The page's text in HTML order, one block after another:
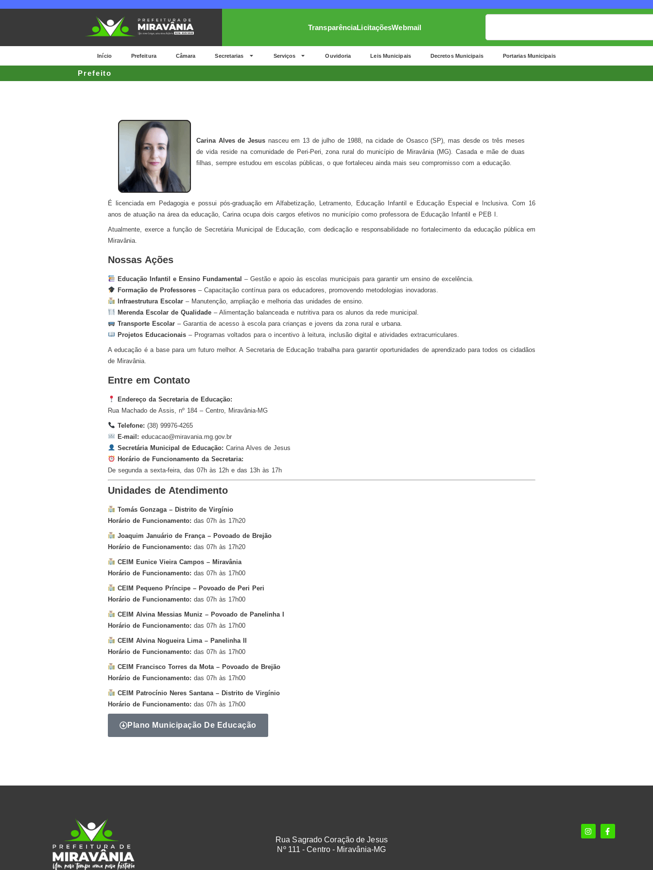
TransparênciaLicitaçõesWebmail
Início Prefeitura Câmara Secretarias Serviços Ouvidoria Leis Municipais Decretos Municipais Portarias Municipais
Prefeito
Carina Alves de Jesus nasceu em 13 de julho de 1988, na cidade de Osasco (SP), mas desde os três meses
de vida reside na comunidade de Peri-Peri, zona rural do município de Miravânia (MG). Casada e mãe de duas
filhas, sempre estudou em escolas públicas, o que fortaleceu ainda mais seu compromisso com a educação.
É licenciada em Pedagogia e possui pós-graduação em Alfabetização, Letramento, Educação Infantil e Educação Especial e Inclusiva. Com 16
anos de atuação na área da educação, Carina ocupa dois cargos efetivos no município como professora de Educação Infantil e PEB I.
Atualmente, exerce a função de Secretária Municipal de Educação, com dedicação e responsabilidade no fortalecimento da educação pública em
Miravânia.
Nossas Ações
Educação Infantil e Ensino Fundamental – Gestão e apoio às escolas municipais para garantir um ensino de excelência.
Formação de Professores– Capacitação contínua para os educadores, promovendo metodologias inovadoras.
Infraestrutura Escolar– Manutenção, ampliação e melhoria das unidades de ensino.
Merenda Escolar de Qualidade– Alimentação balanceada e nutritiva para os alunos da rede municipal.
Transporte Escolar– Garantia de acesso à escola para crianças e jovens da zona rural e urbana.
Projetos Educacionais– Programas voltados para o incentivo à leitura, inclusão digital e atividades extracurriculares.
A educação é a base para um futuro melhor. A Secretaria de Educação trabalha para garantir oportunidades de aprendizado para todos os cidadãos
de Miravânia.
Entre em Contato
Endereço da Secretaria de Educação:
Rua Machado de Assis, nº 184 – Centro, Miravânia-MG
Telefone: (38) 99976-4265
E-mail: educacao@miravania.mg.gov.br
Secretária Municipal de Educação: Carina Alves de Jesus
Horário de Funcionamento da Secretaria:
De segunda a sexta-feira, das 07h às 12h e das 13h às 17h
Unidades de Atendimento
Tomás Gonzaga – Distrito de Virgínio
Horário de Funcionamento: das 07h às 17h20
Joaquim Januário de França – Povoado de Brejão
Horário de Funcionamento: das 07h às 17h20
CEIM Eunice Vieira Campos – Miravânia
Horário de Funcionamento: das 07h às 17h00
CEIM Pequeno Príncipe – Povoado de Peri Peri
Horário de Funcionamento: das 07h às 17h00
CEIM Alvina Messias Muniz – Povoado de Panelinha I
Horário de Funcionamento: das 07h às 17h00
CEIM Alvina Nogueira Lima – Panelinha II
Horário de Funcionamento: das 07h às 17h00
CEIM Francisco Torres da Mota – Povoado de Brejão
Horário de Funcionamento: das 07h às 17h00
CEIM Patrocínio Neres Santana – Distrito de Virgínio
Horário de Funcionamento: das 07h às 17h00
Plano Municipação De Educação
Rua Sagrado Coração de Jesus
Nº 111 - Centro - Miravânia-MG